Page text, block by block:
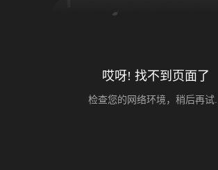
哎呀! 找不到页面了
检查您的网络环境，稍后再试...